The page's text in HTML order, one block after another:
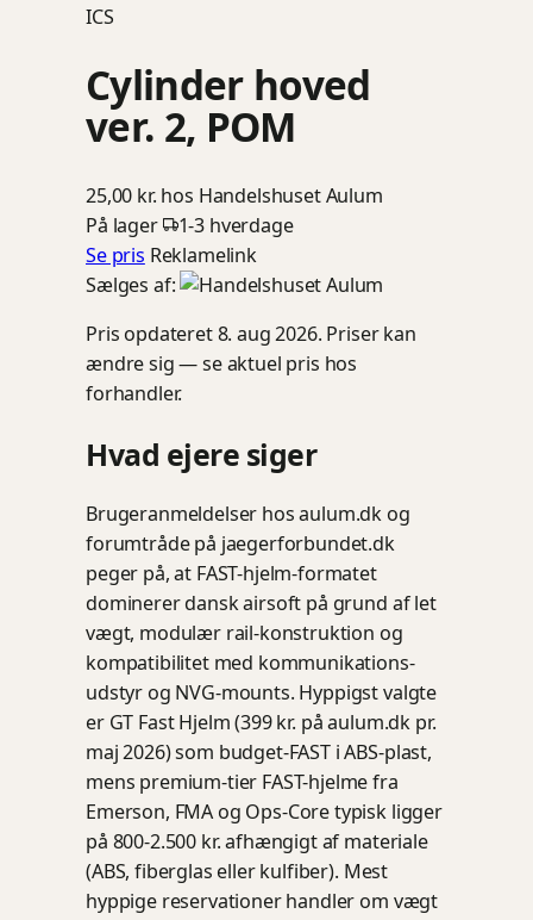
ICS
Cylinder hoved
ver. 2, POM
25,00 kr. hos Handelshuset Aulum
På lager
1-3 hverdage
Se pris Reklamelink
Sælges af:
Pris opdateret 8. aug 2026. Priser kan
ændre sig — se aktuel pris hos
forhandler.
Hvad ejere siger
Brugeranmeldelser hos aulum.dk og
forumtråde på jaegerforbundet.dk
peger på, at FAST-hjelm-formatet
dominerer dansk airsoft på grund af let
vægt, modulær rail-konstruktion og
kompatibilitet med kommunikations-
udstyr og NVG-mounts. Hyppigst valgte
er GT Fast Hjelm (399 kr. på aulum.dk pr.
maj 2026) som budget-FAST i ABS-plast,
mens premium-tier FAST-hjelme fra
Emerson, FMA og Ops-Core typisk ligger
på 800-2.500 kr. afhængigt af materiale
(ABS, fiberglas eller kulfiber). Mest
hyppige reservationer handler om vægt